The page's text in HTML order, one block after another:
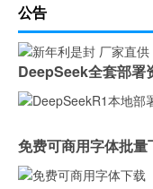
公告
DeepSeek全套部署
免费可商用字体批量